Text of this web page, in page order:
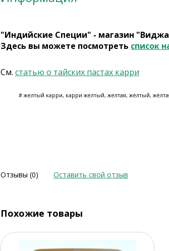
"Индийские Специи" - магазин
Здесь вы можете посмотреть список
См. статью о тайских пастах карри
# желтый карри, карри желтый, желтая, жёлтый,
Отзывы (0) Оставить свой отзыв
Похожие товары